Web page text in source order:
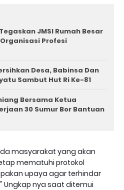
JMSI Rumah Besar
Profesi
Desa, Babinsa Dan
Sambut Hut Ri Ke-81
Bersama Ketua
30 Sumur Bor Bantuan
masyarakat yang akan
mematuhi protokol
upaya agar terhindar
Ungkap nya saat ditemui